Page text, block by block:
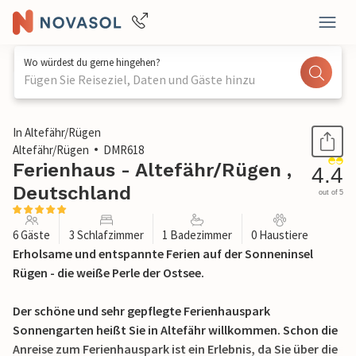
Wo würdest du gerne hingehen?
Fügen Sie Reiseziel, Daten und Gäste hinzu
1 / 38
In Altefähr/Rügen
Altefähr/Rügen
DMR618
Ferienhaus - Altefähr/Rügen ,
Deutschland
4.4
out of 5
6 Gäste 3 Schlafzimmer 1 Badezimmer 0 Haustiere
Erholsame und entspannte Ferien auf der Sonneninsel
Rügen - die weiße Perle der Ostsee.
Der schöne und sehr gepflegte Ferienhauspark
Sonnengarten heißt Sie in Altefähr willkommen. Schon die
Anreise zum Ferienhauspark ist ein Erlebnis, da Sie über die